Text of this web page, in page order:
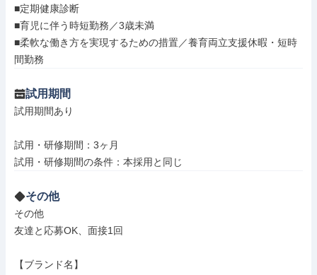
■定期健康診断
■育児に伴う時短勤務／3歳未満
■柔軟な働き方を実現するための措置／養育両立支援休暇・短時
間勤務
試用期間
試用期間あり
試用・研修期間：3ヶ月
その他
その他
友達と応募OK、面接1回
【ブランド名】